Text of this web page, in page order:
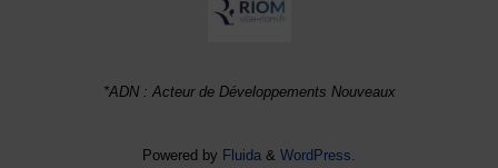
*ADN : Acteur de Développements Nouveaux
Powered by Fluida & WordPress.